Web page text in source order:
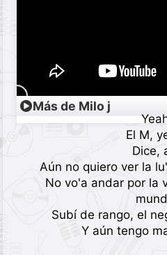
El M,
Dice,
Aún no quiero ver la
No vo'a andar por la
Subí de rango, el
Y aún tengo
Más de Milo j